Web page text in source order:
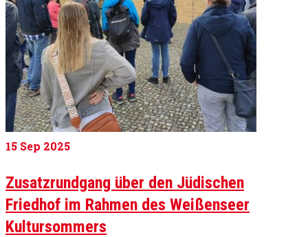
15 Sep 2025
Zusatzrundgang über den Jüdischen
Friedhof im Rahmen des Weißenseer
Kultursommers